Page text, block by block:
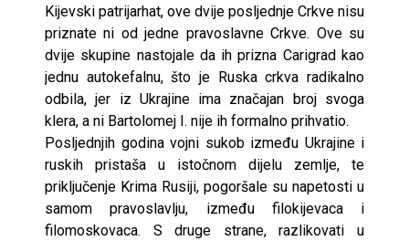
Kijevski patrijarhat, ove dvije posljednje Crkve nisu
priznate ni od jedne pravoslavne Crkve. Ove su
dvije skupine nastojale da ih prizna Carigrad kao
jednu autokefalnu, što je Ruska crkva radikalno
odbila, jer iz Ukrajine ima značajan broj svoga
klera, a ni Bartolomej I. nije ih formalno prihvatio.
Posljednjih godina vojni sukob između Ukrajine i
ruskih pristaša u istočnom dijelu zemlje, te
priključenje Krima Rusiji, pogoršale su napetosti u
samom pravoslavlju, između filokijevaca i
filomoskovaca. S druge strane, razlikovati u